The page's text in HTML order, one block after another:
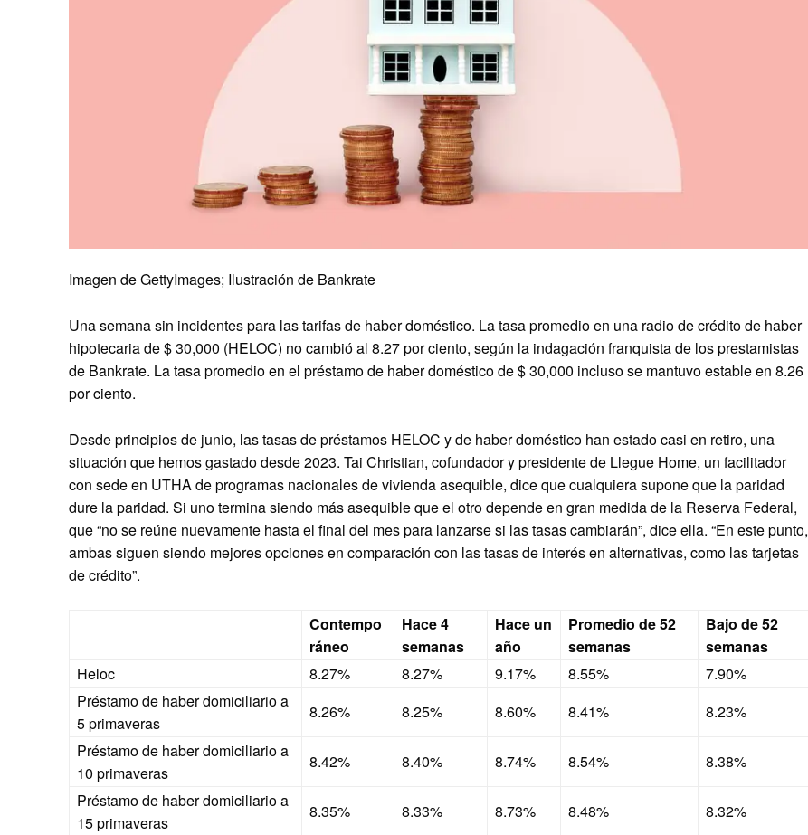
Imagen de GettyImages; Ilustración de Bankrate
Una semana sin incidentes para las tarifas de haber doméstico. La tasa promedio en una radio de crédito de haber
hipotecaria de $ 30,000 (HELOC) no cambió al 8.27 por ciento, según la indagación franquista de los prestamistas
de Bankrate. La tasa promedio en el préstamo de haber doméstico de $ 30,000 incluso se mantuvo estable en 8.26
por ciento.
Desde principios de junio, las tasas de préstamos HELOC y de haber doméstico han estado casi en retiro, una
situación que hemos gastado desde 2023. Tai Christian, cofundador y presidente de Llegue Home, un facilitador
con sede en UTHA de programas nacionales de vivienda asequible, dice que cualquiera supone que la paridad
dure la paridad. Si uno termina siendo más asequible que el otro depende en gran medida de la Reserva Federal,
que “no se reúne nuevamente hasta el final del mes para lanzarse si las tasas cambiarán”, dice ella. “En este punto,
ambas siguen siendo mejores opciones en comparación con las tasas de interés en alternativas, como las tarjetas
de crédito”.
Contempo
ráneo
Hace 4
semanas
Hace un
año
Promedio de 52
semanas
Bajo de 52
semanas
Heloc
8.27% 8.27% 9.17% 8.55%
7.90%
Préstamo de haber domiciliario a
5 primaveras
8.26% 8.25% 8.60% 8.41%
8.23%
Préstamo de haber domiciliario a
10 primaveras
8.42% 8.40% 8.74% 8.54%
8.38%
Préstamo de haber domiciliario a
15 primaveras
8.35% 8.33% 8.73% 8.48%
8.32%